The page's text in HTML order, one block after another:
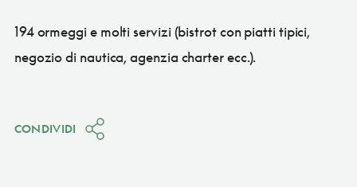
194 ormeggi e molti servizi (bistrot con piatti tipici,
negozio di nautica, agenzia charter ecc.).
CONDIVIDI